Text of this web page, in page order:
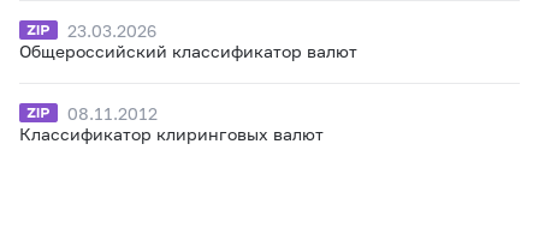
23.03.2026
Общероссийский классификатор валют
08.11.2012
Классификатор клиринговых валют